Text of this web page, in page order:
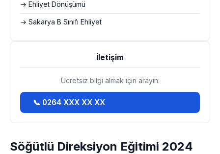
Söğütlü Direksiyon Eğitimi 2024
→ Ehliyet Dönüşümü
→ Sakarya B Sınıfı Ehliyet
İletişim
Ücretsiz bilgi almak için arayın:
📞 0264 XXX XX XX